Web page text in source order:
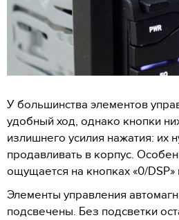
У большинства элементов
удобный ход, однако кнопки
излишнего усилия нажатия: их
продавливать в корпус.
ощущается на кнопках «0/DSP»
Элементы управления
подсвечены. Без подсветки